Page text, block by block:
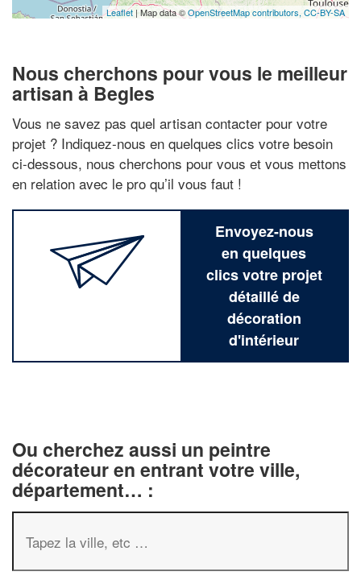
Leaflet | Map data ©OpenStreetMap contributors, CC-BY-SA
Nous cherchons pour vous le meilleur
artisan à Begles
Vous ne savez pas quel artisan contacter pour votre
projet ? Indiquez-nous en quelques clics votre besoin
ci-dessous, nous cherchons pour vous et vous mettons
en relation avec le pro qu’il vous faut !
Envoyez-nous
en quelques
clics votre projet
détaillé de
décoration
d'intérieur
Ou cherchez aussi un peintre
décorateur en entrant votre ville,
département… :